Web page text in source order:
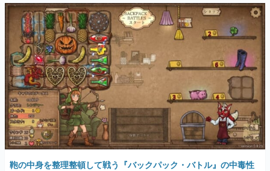
鞄の中身を整理整頓して戦う『バックパック・バトル』の中毒性